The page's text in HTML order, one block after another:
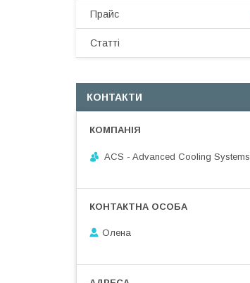
Прайс
Статті
КОНТАКТИ
ACS - Advanced Cooling Systems
Олена